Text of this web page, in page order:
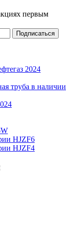
первым
2024
труба в наличии
HJZF6
HJZF4